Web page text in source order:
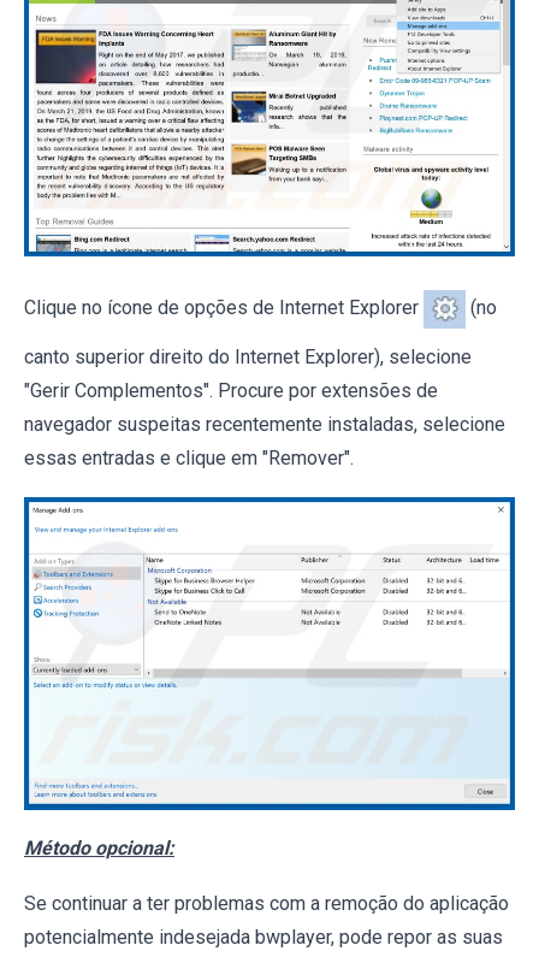
Clique no ícone de opções de Internet Explorer (no
canto superior direito do Internet Explorer), selecione
"Gerir Complementos". Procure por extensões de
navegador suspeitas recentemente instaladas, selecione
essas entradas e clique em "Remover".
Método opcional:
Se continuar a ter problemas com a remoção do aplicação
potencialmente indesejada bwplayer, pode repor as suas